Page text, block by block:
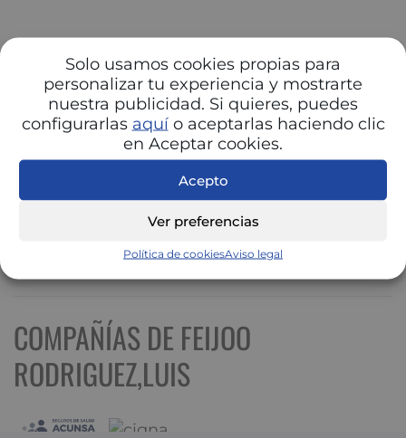
Solo usamos cookies propias para
personalizar tu experiencia y mostrarte
nuestra publicidad. Si quieres, puedes
configurarlas aquío aceptarlas haciendo clic
en Aceptar cookies.
Acepto
Ver preferencias
Política de cookiesAviso legal
COMPAÑÍAS DE FEIJOO
RODRIGUEZ,LUIS